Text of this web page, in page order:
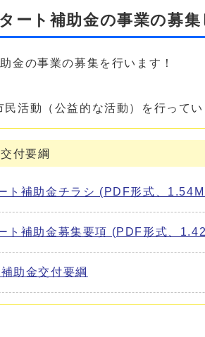
ート補助金の事業の募
金の事業の募集を行います！
活動（公益的な活動）を行って
付要綱
ト補助金チラシ (PDF形式、
ト補助金募集要項 (PDF形式、
助金交付要綱